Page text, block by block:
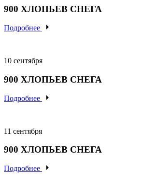
900 ХЛОПЬЕВ СНЕГА
Подробнее
10 сентября
900 ХЛОПЬЕВ СНЕГА
Подробнее
11 сентября
900 ХЛОПЬЕВ СНЕГА
Подробнее